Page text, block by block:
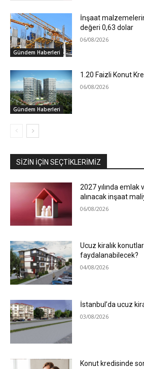
Gündem Haberleri
İnşaat
değeri 0,63 dolar
06/08/2026
Gündem Haberleri
1.20 Faizli Konut
06/08/2026
SIZIN İÇIN SEÇTIKLERIMIZ
2027 yılında emlak
alınacak inşaat
06/08/2026
Ucuz kiralık
faydalanabilecek?
04/08/2026
İstanbul’da ucuz
03/08/2026
Konut kredisinde